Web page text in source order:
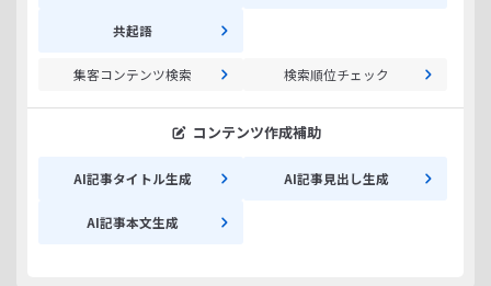
共起語
集客コンテンツ検索 検索順位チェック
コンテンツ作成補助
AI記事タイトル生成 AI記事見出し生成
AI記事本文生成